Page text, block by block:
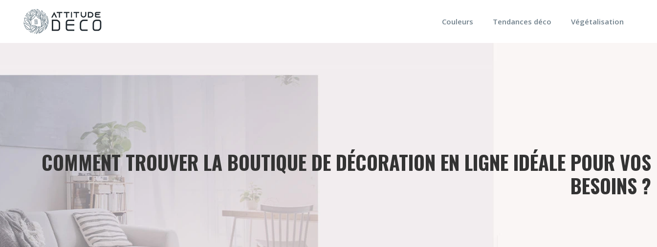
Couleurs Tendances déco Végétalisation
COMMENT TROUVER LA BOUTIQUE DE DÉCORATION EN LIGNE IDÉALE POUR VOS
BESOINS ?